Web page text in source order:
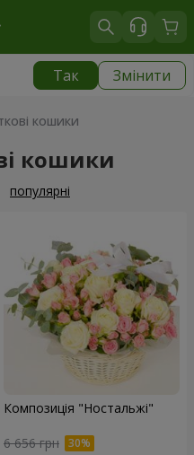
Так Змінити
кошики
кошики
популярні
Композиція "Ностальжі"
6 656 грн